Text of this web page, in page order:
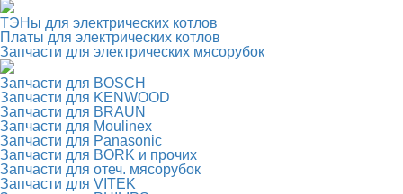
ТЭНы для электрических котлов
Платы для электрических котлов
Запчасти для электрических мясорубок
Запчасти для BOSCH
Запчасти для KENWOOD
Запчасти для BRAUN
Запчасти для Moulinex
Запчасти для Panasonic
Запчасти для BORK и прочих
Запчасти для отеч. мясорубок
Запчасти для VITEK